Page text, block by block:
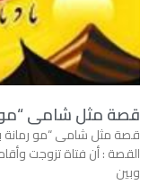
قصة مثل شامى “مو
قصة مثل شامى “مو
القصة : أن فتاة تزوجت
وبين